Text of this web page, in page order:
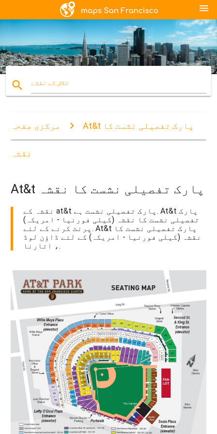
menu
search تلاش کے نقشے
مرکزی صفحہ At&t پارک تفصیلی نشست کا
نقشہ
At&t پارک تفصیلی نشست کا نقشہ
نقشہ کے at&t پارک تفصیلی نشست ہے. At&t پارک
تفصیلی نشست کا نقشہ (کیلی فورنیا - امریکہ)
پرنٹ کرنے کے لئے. At&t پارک تفصیلی نشست کا
نقشہ (کیلی فورنیا - امریکہ) کے لئے ڈاؤن لوڈ
، اتارنا.